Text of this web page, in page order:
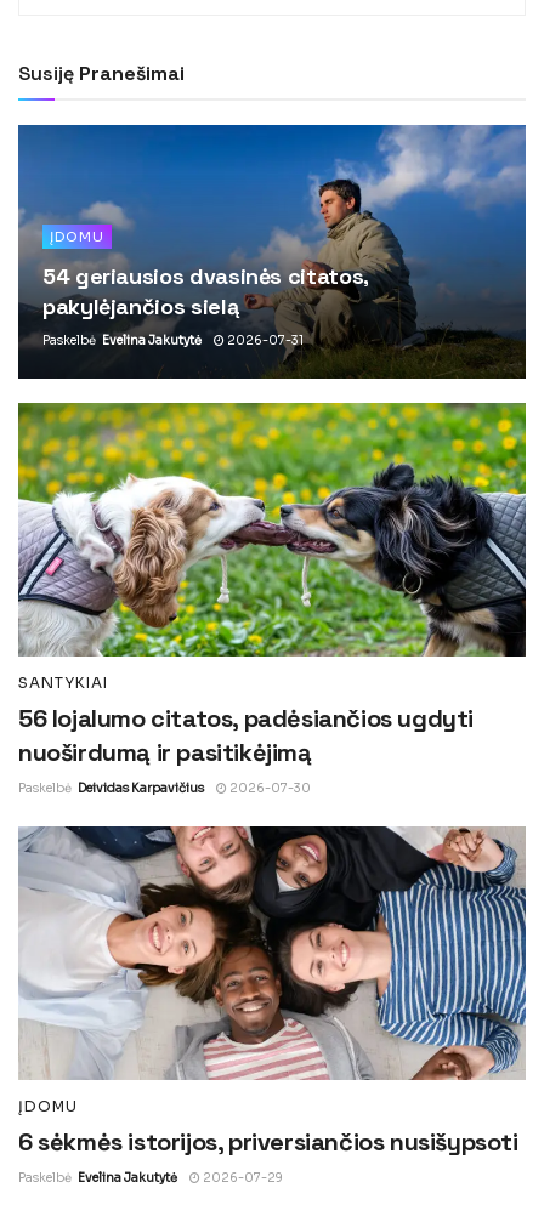
Susiję Pranešimai
ĮDOMU
54 geriausios dvasinės citatos,
pakylėjančios sielą
Paskelbė Evelina Jakutytė 2026-07-31
SANTYKIAI
56 lojalumo citatos, padėsiančios ugdyti
nuoširdumą ir pasitikėjimą
Paskelbė Deividas Karpavičius 2026-07-30
ĮDOMU
6 sėkmės istorijos, priversiančios nusišypsoti
Paskelbė Evelina Jakutytė 2026-07-29